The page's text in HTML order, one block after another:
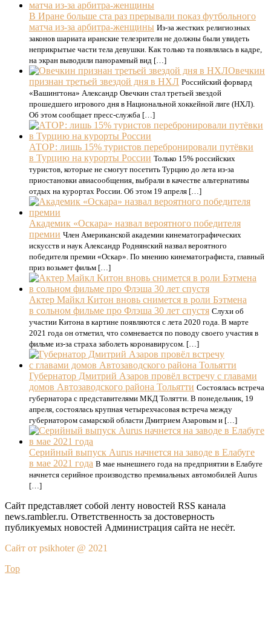
В Иране больше ста раз прерывали показ футбольного
матча из-за арбитра-женщины Из-за жестких религиозных
законов шариата иранские телезрители не должны были увидеть
неприкрытые части тела девушки. Как только та появлялась в кадре,
на экран выводили панорамный вид […]
Овечкин
признан третьей звездой дня в НХЛ Российский форвард
«Вашингтона» Александр Овечкин стал третьей звездой
прошедшего игрового дня в Национальной хоккейной лиге (НХЛ).
Об этом сообщает пресс-служба […]
АТОР: лишь 15% туристов перебронировали путёвки
в Турцию на курорты России Только 15% российских
туристов, которые не смогут посетить Турцию до лета из-за
приостановки авиасообщения, выбрали в качестве альтернативы
отдых на курортах России. Об этом 19 апреля […]
Академик «Оскара» назвал вероятного победителя
премии Член Американской академии кинематографических
искусств и наук Александр Роднянский назвал вероятного
победителя премии «Оскар». По мнению кинематографиста, главный
приз возьмет фильм […]
Актер Майкл Китон вновь снимется в роли Бэтмена
в сольном фильме про Флэша 30 лет спустя Слухи об
участии Китона в картине появляются с лета 2020 года. В марте
2021 года он отметил, что сомневается по поводу своего участия в
фильме из-за страха заболеть коронавирусом. […]
Губернатор Дмитрий Азаров провёл встречу с главами
домов Автозаводского района Тольятти Состоялась встреча
губернатора с представителями МКД Толятти. В понедельник, 19
апреля, состоялась крупная четырехчасовая встреча между
губернатором самарской области Дмитрием Азаровым и […]
Серийный выпуск Aurus начнется на заводе в Елабуге
в мае 2021 года В мае нынешнего года на предприятии в Елабуге
начнется серийное производство премиальных автомобилей Aurus
[…]
Сайт представляет собой ленту новостей RSS канала
news.rambler.ru. Ответственность за достоверность
публикуемых новостей Администрация сайта не несёт.
Сайт от psikhoter @ 2021
Top